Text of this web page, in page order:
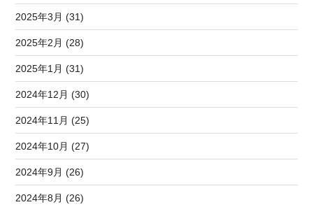
2025年3月 (31)
2025年2月 (28)
2025年1月 (31)
2024年12月 (30)
2024年11月 (25)
2024年10月 (27)
2024年9月 (26)
2024年8月 (26)